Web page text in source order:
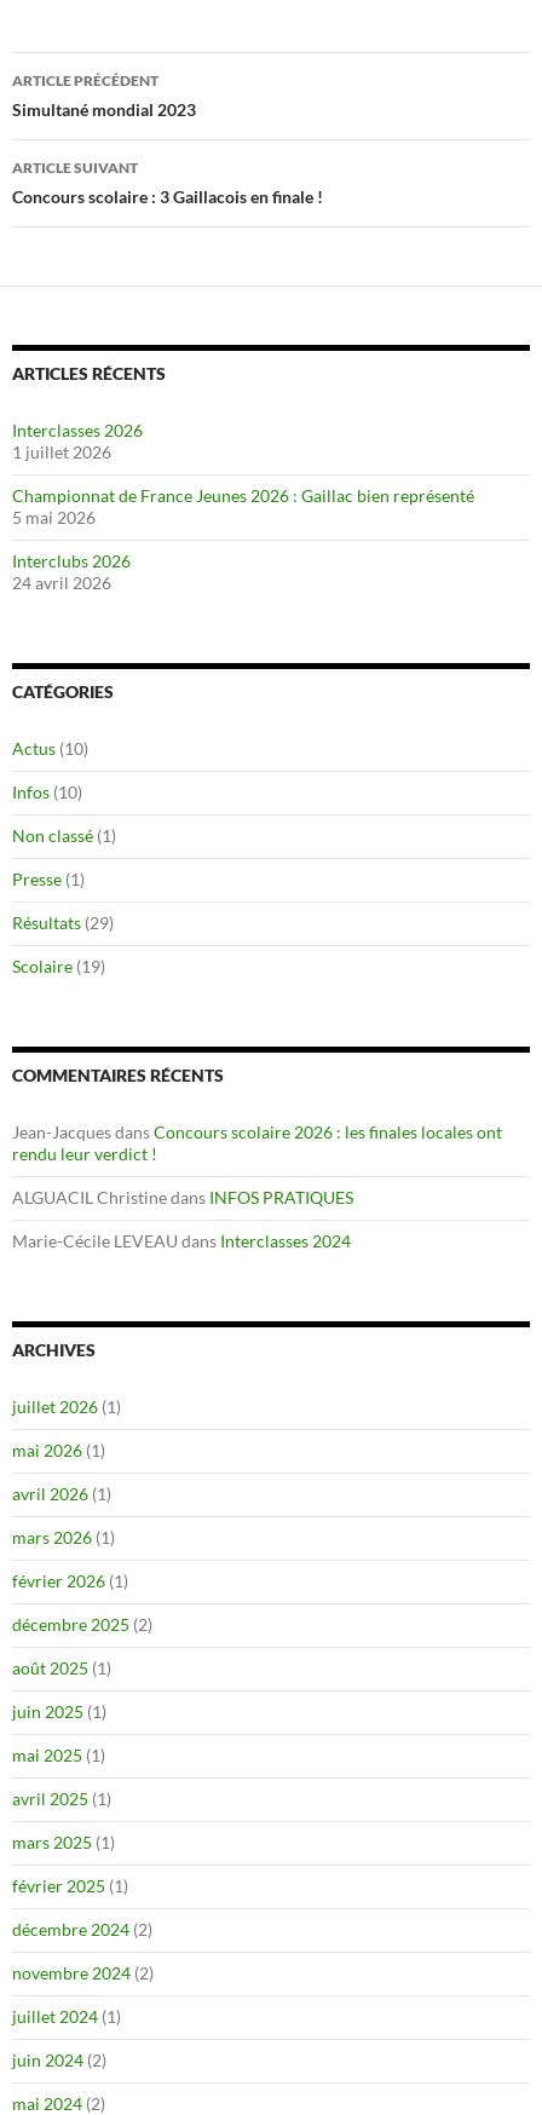
Navigation
des
articles
ARTICLE PRÉCÉDENT
Simultané mondial 2023
ARTICLE SUIVANT
Concours scolaire : 3 Gaillacois en finale !
ARTICLES RÉCENTS
Interclasses 2026
1 juillet 2026
Championnat de France Jeunes 2026 : Gaillac bien représenté
5 mai 2026
Interclubs 2026
24 avril 2026
CATÉGORIES
Actus (10)
Infos (10)
Non classé (1)
Presse (1)
Résultats (29)
Scolaire (19)
COMMENTAIRES RÉCENTS
Jean-JacquesdansConcours scolaire 2026 : les finales locales ont
rendu leur verdict !
ALGUACIL Christinedans INFOS PRATIQUES
Marie-Cécile LEVEAU dans Interclasses 2024
ARCHIVES
juillet 2026 (1)
mai 2026 (1)
avril 2026 (1)
mars 2026 (1)
février 2026 (1)
décembre 2025 (2)
août 2025 (1)
juin 2025 (1)
mai 2025 (1)
avril 2025 (1)
mars 2025 (1)
février 2025 (1)
décembre 2024 (2)
novembre 2024 (2)
juillet 2024 (1)
juin 2024 (2)
mai 2024 (2)